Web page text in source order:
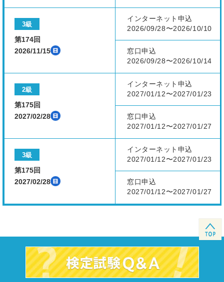
3級
第174回
2026/11/15
インターネット申込
2026/09/28〜2026/10/10
窓口申込
2026/09/28〜2026/10/14
2級
第175回
2027/02/28
インターネット申込
2027/01/12〜2027/01/23
窓口申込
2027/01/12〜2027/01/27
3級
第175回
2027/02/28
インターネット申込
2027/01/12〜2027/01/23
窓口申込
2027/01/12〜2027/01/27